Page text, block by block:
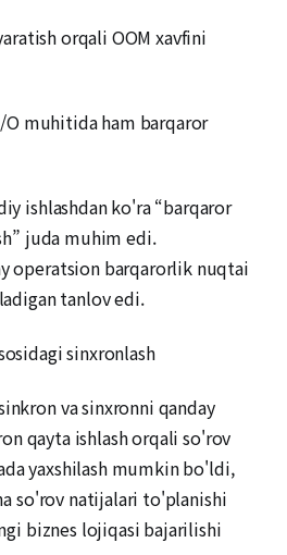
orqali OOM xavfini
muhitida ham barqaror
ishlashdan ko'ra “barqaror
juda muhim edi.
operatsion barqarorlik nuqtai
tanlov edi.
sinxronlash
va sinxronni qanday
qayta ishlash orqali so'rov
yaxshilash mumkin bo'ldi,
so'rov natijalari to'planishi
biznes lojiqasi bajarilishi